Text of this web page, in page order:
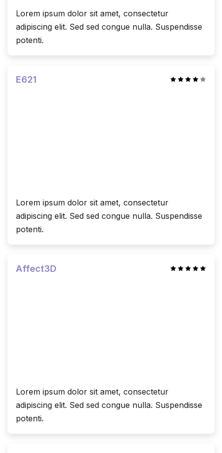
Lorem ipsum dolor sit amet, consectetur
adipiscing elit. Sed sed congue nulla. Suspendisse
potenti.
E621
Lorem ipsum dolor sit amet, consectetur
adipiscing elit. Sed sed congue nulla. Suspendisse
potenti.
Affect3D
Lorem ipsum dolor sit amet, consectetur
adipiscing elit. Sed sed congue nulla. Suspendisse
potenti.